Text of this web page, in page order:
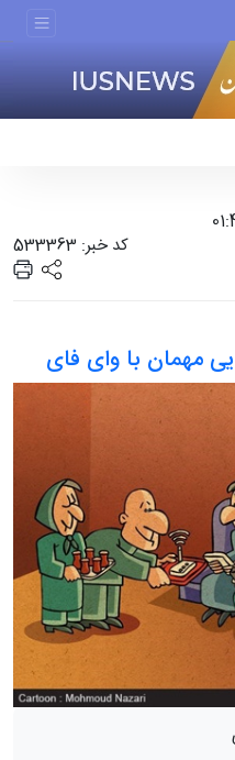
کد خبر: 533363
مهمان با وای فای